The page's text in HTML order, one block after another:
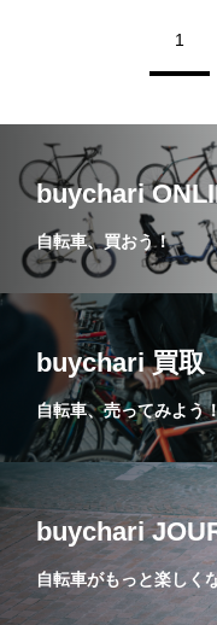
1
buychari
自転車、買おう！
buychari 買取
自転車、売ってみよう！
buychari
自転車がもっと楽しく